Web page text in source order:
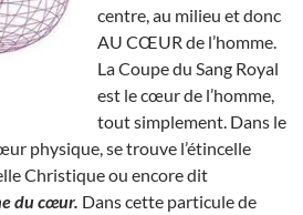
centre, au milieu et donc
AU CŒUR de l’homme.
La Coupe du Sang Royal
est le cœur de l’homme,
tout simplement. Dans le
physique, se trouve l’étincelle
Christique ou encore dit
du cœur. Dans cette particule de